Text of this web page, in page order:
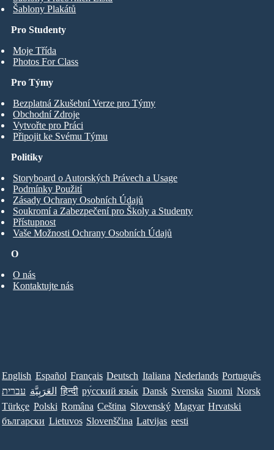
Pro Studenty
Moje Třída
Photos For Class
Šablony Plakátů
Pro Týmy
Bezplatná Zkušební Verze pro Týmy
Obchodní Zdroje
Vytvořte pro Práci
Připojit ke Svému Týmu
O
O nás
Kontaktujte nás
Politiky
Storyboard o Autorských Právech a Usage
Podmínky Použití
Zásady Ochrany Osobních Údajů
Soukromí a Zabezpečení pro Školy a Studenty
Přístupnost
Vaše Možnosti Ochrany Osobních Údajů
English Español Français Deutsch Italiana Nederlands Português
עברית العَرَبِيَّة हिन्दी ру́сский язы́к Dansk Svenska Suomi Norsk
Türkçe Polski Româna Ceština Slovenský Magyar Hrvatski
български Lietuvos Slovenščina Latvijas eesti